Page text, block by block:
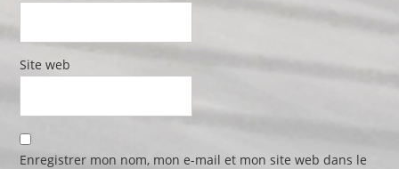
Site web
Enregistrer mon nom, mon e-mail et mon site web dans le